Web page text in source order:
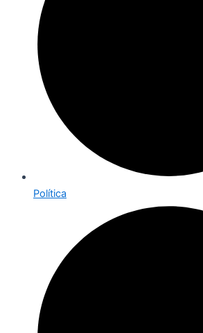
Política